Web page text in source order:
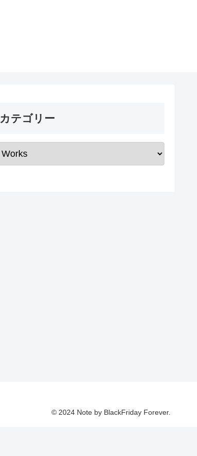
カテゴリー
© 2024 Note by BlackFriday Forever.